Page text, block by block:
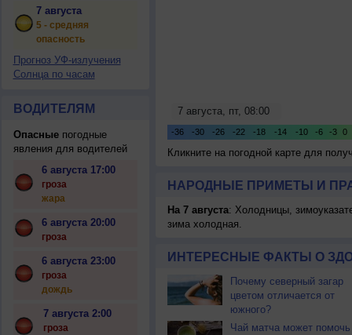
7 августа
5 - средняя
опасность
Прогноз УФ-излучения
Солнца по часам
ВОДИТЕЛЯМ
Опасныепогодные
явления для водителей
6 августа 17:00
гроза
жара
6 августа 20:00
гроза
6 августа 23:00
гроза
дождь
7 августа 2:00
гроза
Кликните на погодной карте для
НАРОДНЫЕ ПРИМЕТЫ И
На 7 августа: Холодницы,
зима холодная.
ИНТЕРЕСНЫЕ ФАКТЫ О
Почему северный загар
цветом отличается от
южного?
Чай матча может помочь